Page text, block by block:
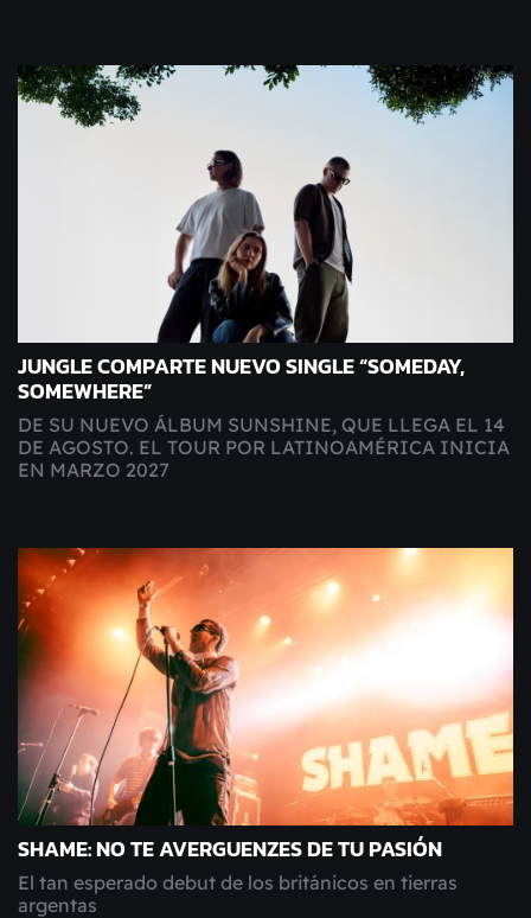
JUNGLE COMPARTE NUEVO SINGLE “SOMEDAY,
SOMEWHERE”
DE SU NUEVO ÁLBUM SUNSHINE, QUE LLEGA EL 14
DE AGOSTO. EL TOUR POR LATINOAMÉRICA INICIA
EN MARZO 2027
SHAME: NO TE AVERGUENZES DE TU PASIÓN
El tan esperado debut de los británicos en tierras
argentas